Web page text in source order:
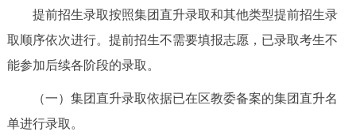
市领导 机构职能 政策服务
决策公开 专题公开
提前招生录取按照集团直升录取和其他类型提前招生录
取顺序依次进行。提前招生不需要填报志愿，已录取考生不
能参加后续各阶段的录取。
（一）集团直升录取依据已在区教委备案的集团直升名
单进行录取。